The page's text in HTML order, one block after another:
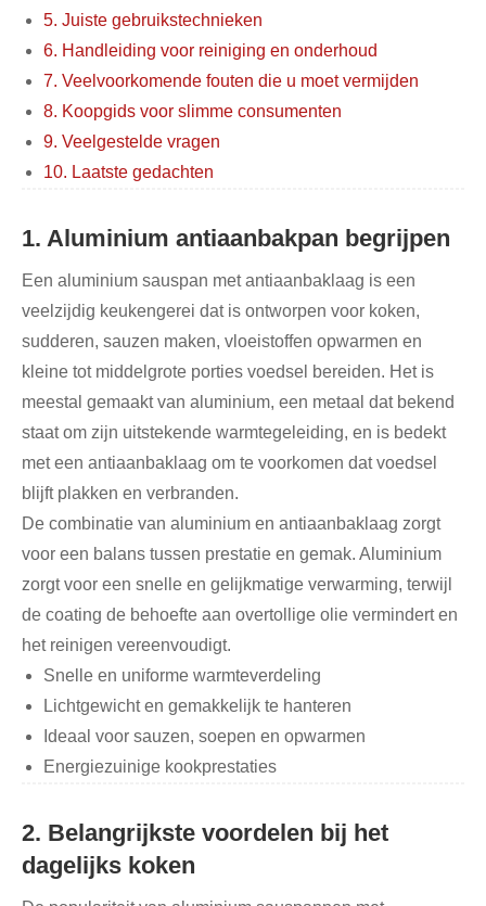
5. Juiste gebruikstechnieken
6. Handleiding voor reiniging en onderhoud
7. Veelvoorkomende fouten die u moet vermijden
8. Koopgids voor slimme consumenten
9. Veelgestelde vragen
10. Laatste gedachten
1. Aluminium antiaanbakpan begrijpen
Een aluminium sauspan met antiaanbaklaag is een
veelzijdig keukengerei dat is ontworpen voor koken,
sudderen, sauzen maken, vloeistoffen opwarmen en
kleine tot middelgrote porties voedsel bereiden. Het is
meestal gemaakt van aluminium, een metaal dat bekend
staat om zijn uitstekende warmtegeleiding, en is bedekt
met een antiaanbaklaag om te voorkomen dat voedsel
blijft plakken en verbranden.
De combinatie van aluminium en antiaanbaklaag zorgt
voor een balans tussen prestatie en gemak. Aluminium
zorgt voor een snelle en gelijkmatige verwarming, terwijl
de coating de behoefte aan overtollige olie vermindert en
het reinigen vereenvoudigt.
Snelle en uniforme warmteverdeling
Lichtgewicht en gemakkelijk te hanteren
Ideaal voor sauzen, soepen en opwarmen
Energiezuinige kookprestaties
2. Belangrijkste voordelen bij het
dagelijks koken